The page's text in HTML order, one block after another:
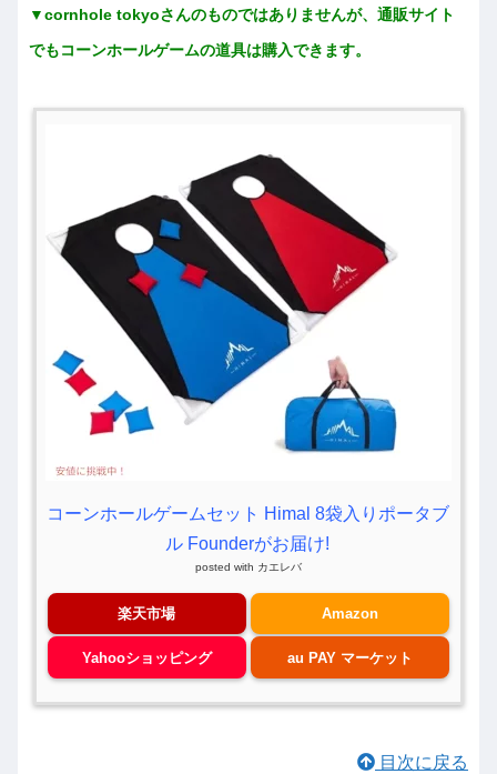
▼cornhole tokyoさんのものではありませんが、通販サイト
でもコーンホールゲームの道具は購入できます。
コーンホールゲームセット Himal 8袋入りポータブ
ル Founderがお届け!
posted with カエレバ
楽天市場 Amazon
Yahooショッピング au PAY マーケット
目次に戻る